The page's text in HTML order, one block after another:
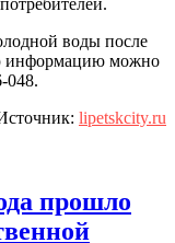
воды после
информацию можно
048.
lipetskcity.ru
прошло